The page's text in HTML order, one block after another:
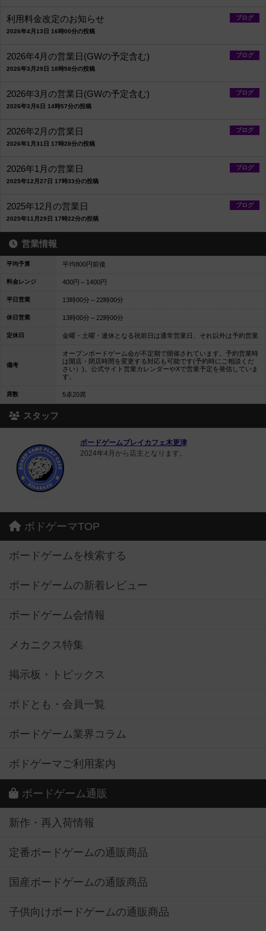
ブログ
利用料金改定のお知らせ
2026年4月13日 16時00分の投稿
ブログ
2026年4月の営業日(GWの予定含む)
2026年3月29日 18時58分の投稿
ブログ
2026年3月の営業日(GWの予定含む)
2026年3月6日 14時57分の投稿
ブログ
2026年2月の営業日
2026年1月31日 17時28分の投稿
ブログ
2026年1月の営業日
2025年12月27日 17時33分の投稿
ブログ
2025年12月の営業日
2025年11月29日 17時22分の投稿
営業情報
平均予算 平均800円前後
料金レンジ 400円～1400円
平日営業 13時00分～22時00分
休日営業 13時00分～22時00分
定休日 金曜・土曜・連休となる祝前日は通常営業日、それ以外は予約営業
備考
オープンボードゲーム会が不定期で開催されています。予約営業時
は開店・閉店時間を変更する対応も可能です(予約時にご相談くだ
さい）)。公式サイト営業カレンダーやXで営業予定を発信していま
す。
席数 5卓20席
スタッフ
ボードゲームプレイカフェ木更津
2024年4月から店主となります。
ボドゲーマTOP
ボードゲームを検索する
ボードゲームの新着レビュー
ボードゲーム会情報
メカニクス特集
掲示板・トピックス
ボドとも・会員一覧
ボードゲーム業界コラム
ボドゲーマご利用案内
ボードゲーム通販
新作・再入荷情報
定番ボードゲームの通販商品
国産ボードゲームの通販商品
子供向けボードゲームの通販商品